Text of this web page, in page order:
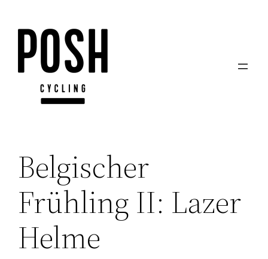
Inhalt
springen
Belgischer
Frühling II: Lazer
Helme